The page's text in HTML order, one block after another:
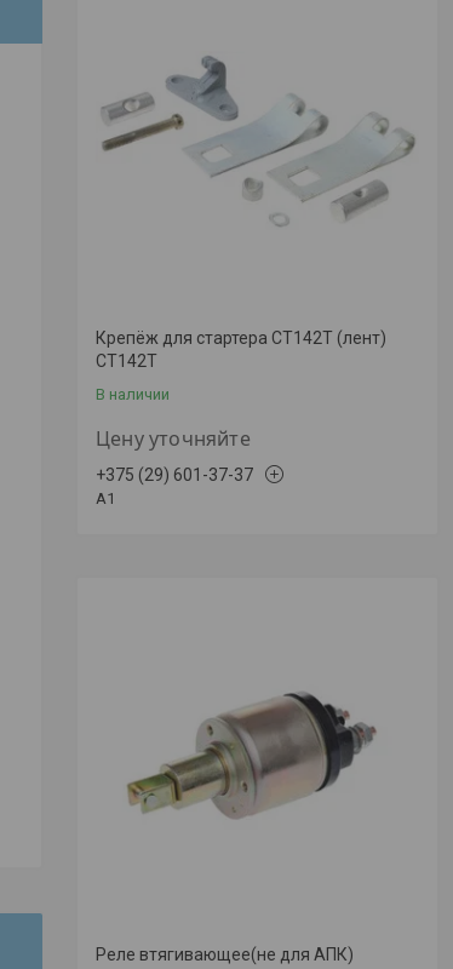
Крепёж для стартера СТ142Т (лент)
СТ142Т
В наличии
Цену уточняйте
+375 (29) 601-37-37
A1
Реле втягивающее(не для АПК)